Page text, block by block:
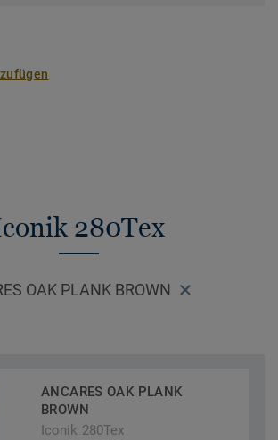
280Tex
OAK PLANK BROWN
ANCARES OAK PLANK
BROWN
Iconik 280Tex